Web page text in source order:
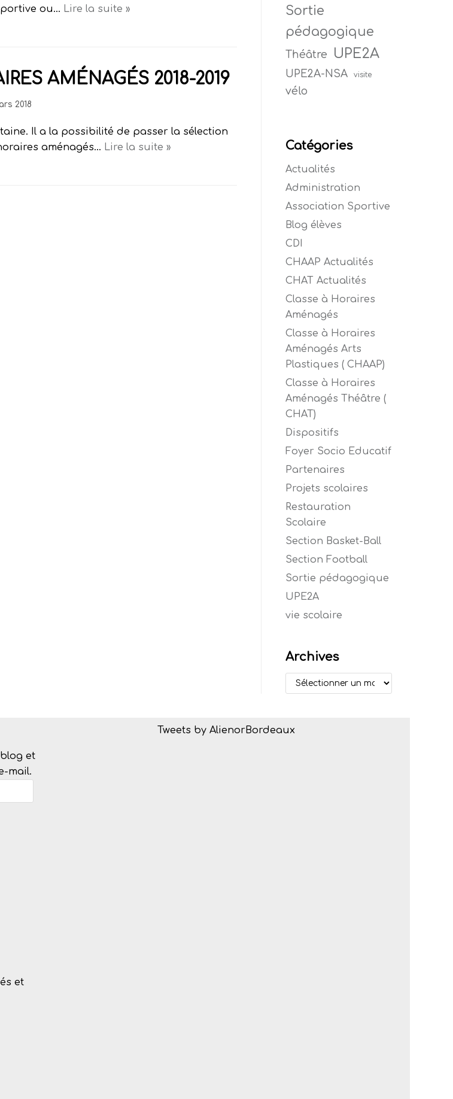
ou… Lire la suite »
AMÉNAGÉS 2018-2019
2018
Il a la possibilité de passer la sélection
aménagés… Lire la suite »
Sortie
pédagogique
Théâtre UPE2A
UPE2A-NSA visite
vélo
Catégories
Actualités
Administration
Association Sportive
Blog élèves
CDI
CHAAP Actualités
CHAT Actualités
Classe à Horaires
Aménagés
Classe à Horaires
Aménagés Arts
Plastiques ( CHAAP)
Classe à Horaires
Aménagés Théâtre (
CHAT)
Dispositifs
Foyer Socio Educatif
Partenaires
Projets scolaires
Restauration
Scolaire
Section Basket-Ball
Section Football
Sortie pédagogique
UPE2A
vie scolaire
Archives
et
mail.
et
Tweets by AlienorBordeaux